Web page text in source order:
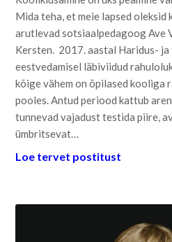
Mida teha, et meie lapsed oleksid
arutlevad sotsiaalpedagoog Ave
Kersten. 2017. aastal Haridus-
eestvedamisel läbiviidud
kõige vähem on õpilased kooliga
pooles. Antud periood kattub
tunnevad vajadust testida piire,
ümbritsevat…
Loe tervet postitust